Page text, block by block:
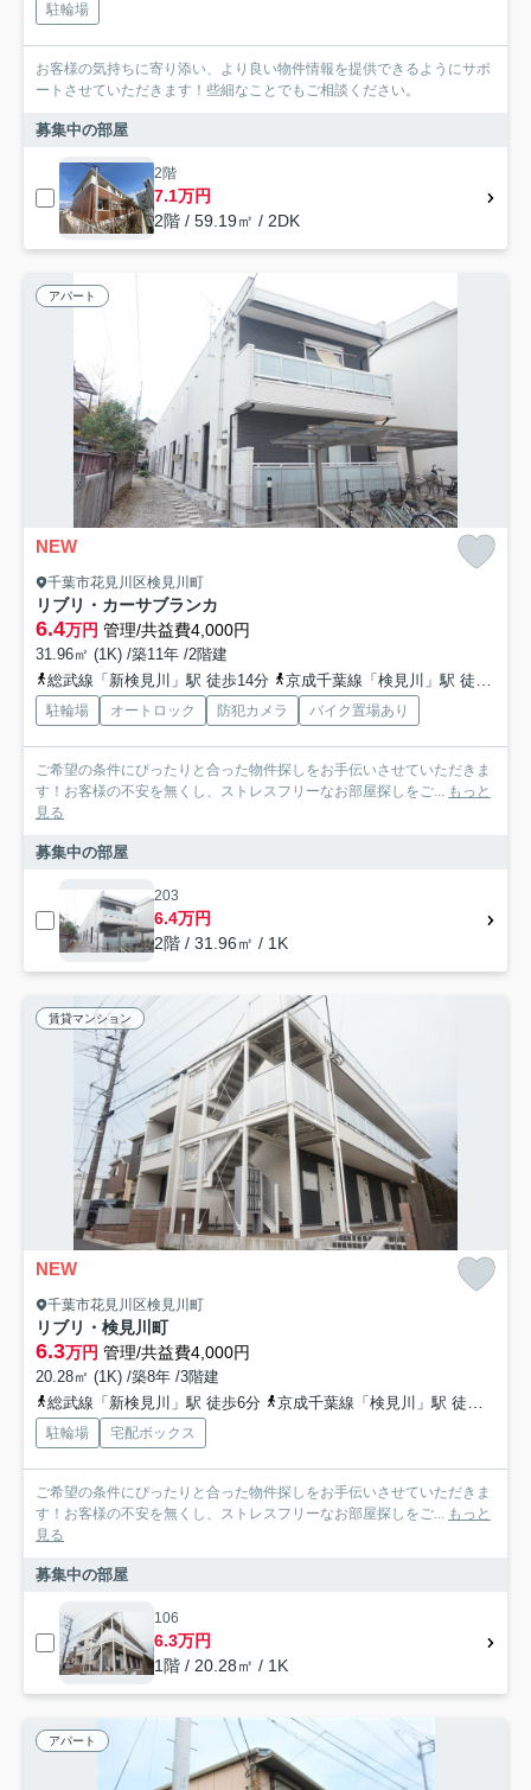
駐輪場
お客様の気持ちに寄り添い、より良い物件情報を提供できるようにサポ
ートさせていただきます！些細なことでもご相談ください。
募集中の部屋
2階
7.1万円
2階 / 59.19㎡ / 2DK
アパート
NEW
千葉市花見川区検見川町
リブリ・カーサブランカ
6.4万円 管理/共益費4,000円
31.96㎡ (1K) /築11年 /2階建
総武線「新検見川」駅 徒歩14分
京成千葉線「検見川」駅 徒歩7分
駐輪場 オートロック 防犯カメラ バイク置場あり
ご希望の条件にぴったりと合った物件探しをお手伝いさせていただきま
す！お客様の不安を無くし、ストレスフリーなお部屋探しをご... もっと
見る
募集中の部屋
203
6.4万円
2階 / 31.96㎡ / 1K
賃貸マンション
NEW
千葉市花見川区検見川町
リブリ・検見川町
6.3万円 管理/共益費4,000円
20.28㎡ (1K) /築8年 /3階建
総武線「新検見川」駅 徒歩6分
京成千葉線「検見川」駅 徒歩5分
駐輪場 宅配ボックス
ご希望の条件にぴったりと合った物件探しをお手伝いさせていただきま
す！お客様の不安を無くし、ストレスフリーなお部屋探しをご... もっと
見る
募集中の部屋
106
6.3万円
1階 / 20.28㎡ / 1K
アパート